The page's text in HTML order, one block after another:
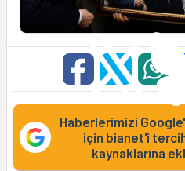
Haberlerimizi
için bianet'i
kaynaklarına